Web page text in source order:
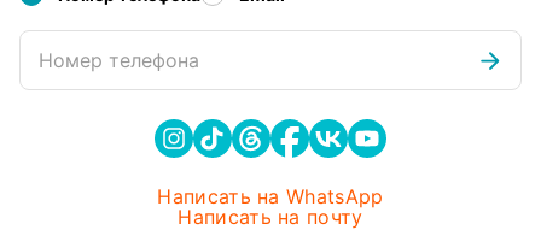
Номер телефона
Написать на WhatsApp
Написать на почту